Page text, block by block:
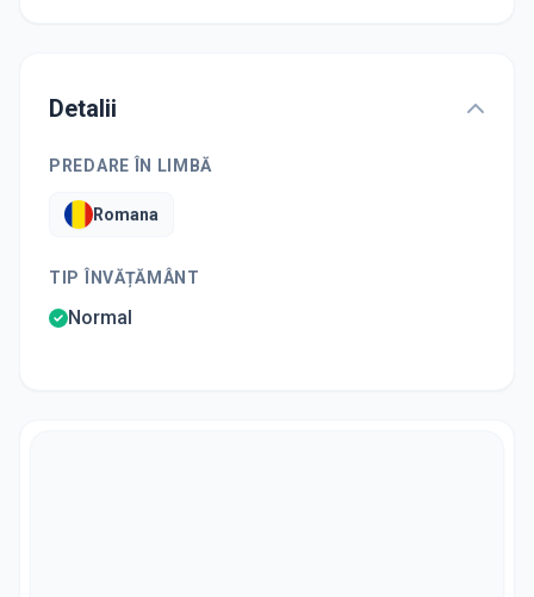
Detalii
PREDARE ÎN LIMBĂ
Romana
TIP ÎNVĂȚĂMÂNT
Normal